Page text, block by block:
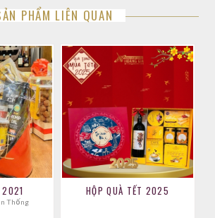
PHẨM LIÊN QUAN
2021
Thống
HỘP QUÀ TẾT 2025